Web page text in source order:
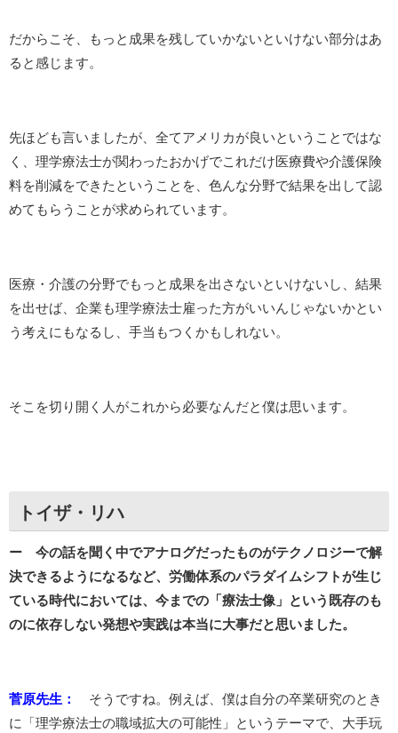
だからこそ、もっと成果を残していかないといけない部分はあ
ると感じます。
先ほども言いましたが、全てアメリカが良いということではな
く、理学療法士が関わったおかげでこれだけ医療費や介護保険
料を削減をできたということを、色んな分野で結果を出して認
めてもらうことが求められています。
医療・介護の分野でもっと成果を出さないといけないし、結果
を出せば、企業も理学療法士雇った方がいいんじゃないかとい
う考えにもなるし、手当もつくかもしれない。
そこを切り開く人がこれから必要なんだと僕は思います。
トイザ・リハ
ー 今の話を聞く中でアナログだったものがテクノロジーで解
決できるようになるなど、労働体系のパラダイムシフトが生じ
ている時代においては、今までの「療法士像」という既存のも
のに依存しない発想や実践は本当に大事だと思いました。
菅原先生：
そうですね。例えば、僕は自分の卒業研究のとき
に「理学療法士の職域拡大の可能性」というテーマで、大手玩